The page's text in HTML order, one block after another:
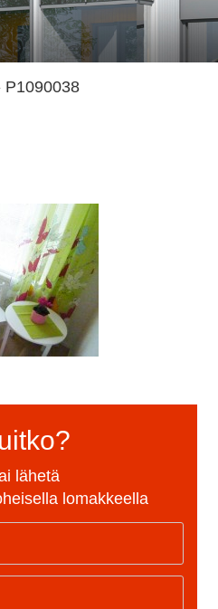
P1090038
lähetä
lomakkeella